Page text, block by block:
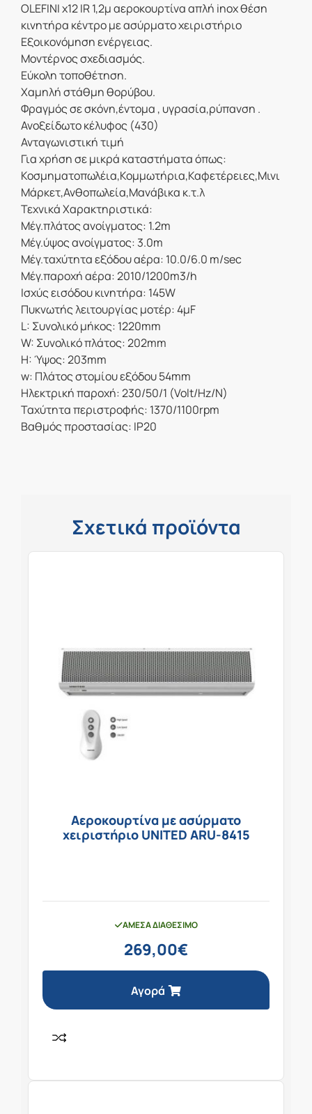
OLEFINIx12 IR 1,2μ αεροκουρτίνα απλή inox θέση
κινητήρα κέντρο με ασύρματο χειριστήριο
Εξοικονόμηση ενέργειας.
Μοντέρνος σχεδιασμός.
Εύκολη τοποθέτηση.
Χαμηλή στάθμη θορύβου.
Φραγμός σε σκόνη,έντομα , υγρασία,ρύπανση .
Ανοξείδωτο κέλυφος (430)
Ανταγωνιστική τιμή
Για χρήση σε μικρά καταστήματα όπως:
Κοσμηματοπωλέια,Κομμωτήρια,Καφετέρειες,Μινι
Μάρκετ,Ανθοπωλεία,Μανάβικα κ.τ.λ
Τεχνικά Χαρακτηριστικά:
Μέγ.πλάτος ανοίγματος: 1.2m
Μέγ.ύψος ανοίγματος: 3.0m
Μέγ.ταχύτητα εξόδου αέρα: 10.0/6.0 m/sec
Μέγ.παροχή αέρα: 2010/1200m3/h
Ισχύς εισόδου κινητήρα: 145W
Πυκνωτής λειτουργίας μοτέρ: 4μF
L: Συνολικό μήκος: 1220mm
W: Συνολικό πλάτος: 202mm
H: Ύψος: 203mm
w: Πλάτος στομίου εξόδου 54mm
Ηλεκτρική παροχή: 230/50/1 (Volt/Hz/N)
Ταχύτητα περιστροφής: 1370/1100rpm
Βαθμός προστασίας: IP20
Σχετικά προϊόντα
Αεροκουρτίνα με ασύρματο
χειριστήριο UNITED ARU-8415
ΆΜΕΣΑ ΔΙΑΘΈΣΙΜΟ
269,00€
Αγορά